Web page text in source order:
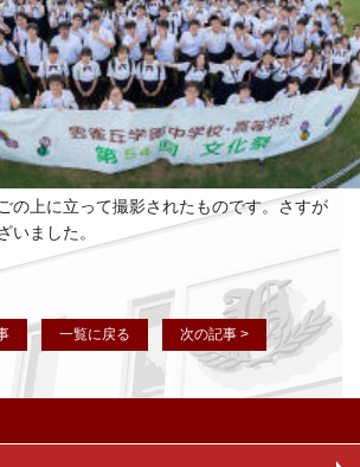
の上に立って撮影されたものです。さすが
いました。
一覧に戻る 次の記事 >